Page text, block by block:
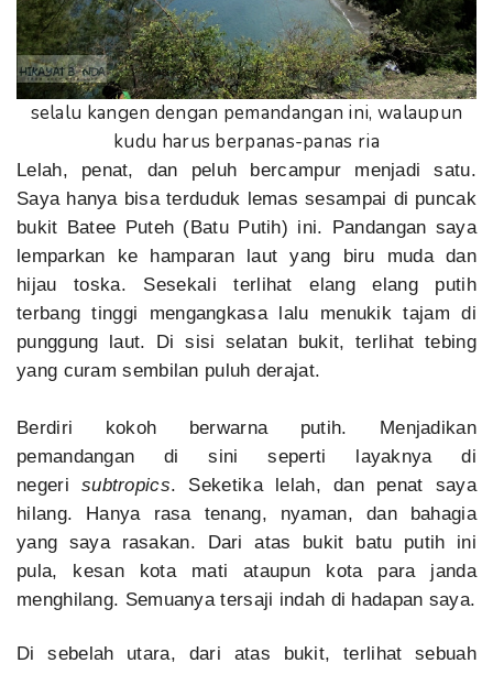
selalu kangen dengan pemandangan ini, walaupun
kudu harus berpanas-panas ria
Lelah, penat, dan peluh bercampur menjadi satu.
Saya hanya bisa terduduk lemas sesampai di puncak
bukit Batee Puteh (Batu Putih) ini. Pandangan saya
lemparkan ke hamparan laut yang biru muda dan
hijau toska. Sesekali terlihat elang elang putih
terbang tinggi mengangkasa lalu menukik tajam di
punggung laut. Di sisi selatan bukit, terlihat tebing
yang curam sembilan puluh derajat.
Berdiri kokoh berwarna putih. Menjadikan
pemandangan di sini seperti layaknya di
negeri subtropics. Seketika lelah, dan penat saya
hilang. Hanya rasa tenang, nyaman, dan bahagia
yang saya rasakan. Dari atas bukit batu putih ini
pula, kesan kota mati ataupun kota para janda
menghilang. Semuanya tersaji indah di hadapan saya.
Di sebelah utara, dari atas bukit, terlihat sebuah